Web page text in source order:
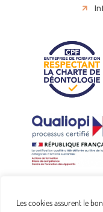
Les cookies assurent le